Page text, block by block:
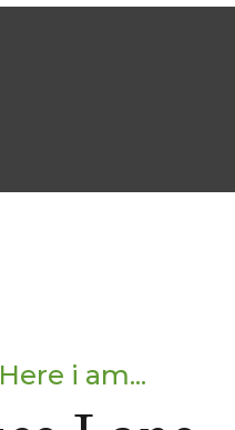
i am...